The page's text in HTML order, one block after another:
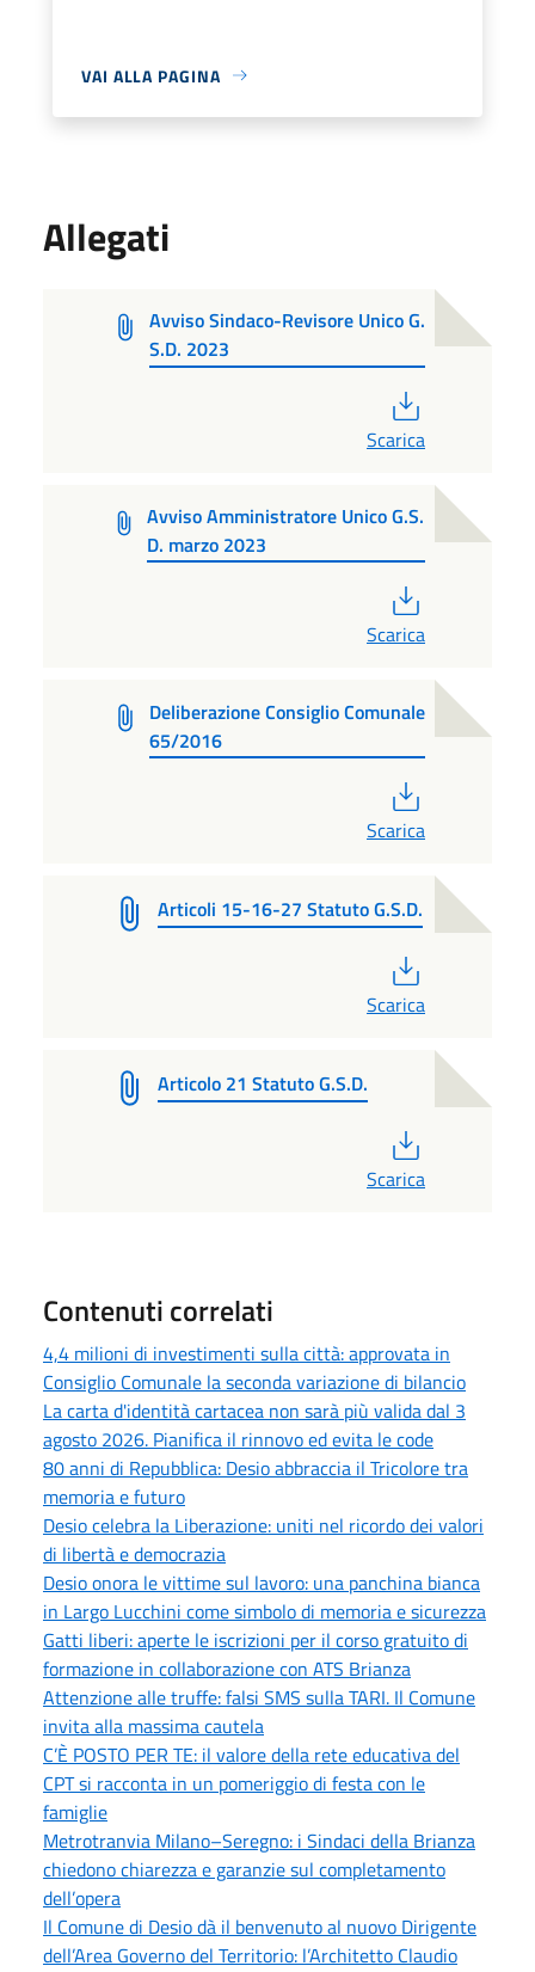
VAI ALLA PAGINA
Allegati
Avviso Sindaco-Revisore Unico G.
S.D. 2023
Scarica
Avviso Amministratore Unico G.S.
D. marzo 2023
Scarica
Deliberazione Consiglio Comunale
65/2016
Scarica
Articoli 15-16-27 Statuto G.S.D.
Scarica
Articolo 21 Statuto G.S.D.
Scarica
Contenuti correlati
4,4 milioni di investimenti sulla città: approvata in
Consiglio Comunale la seconda variazione di bilancio
La carta d'identità cartacea non sarà più valida dal 3
agosto 2026. Pianifica il rinnovo ed evita le code
80 anni di Repubblica: Desio abbraccia il Tricolore tra
memoria e futuro
Desio celebra la Liberazione: uniti nel ricordo dei valori
di libertà e democrazia
Desio onora le vittime sul lavoro: una panchina bianca
in Largo Lucchini come simbolo di memoria e sicurezza
Gatti liberi: aperte le iscrizioni per il corso gratuito di
formazione in collaborazione con ATS Brianza
Attenzione alle truffe: falsi SMS sulla TARI. Il Comune
invita alla massima cautela
C’È POSTO PER TE: il valore della rete educativa del
CPT si racconta in un pomeriggio di festa con le
famiglie
Metrotranvia Milano–Seregno: i Sindaci della Brianza
chiedono chiarezza e garanzie sul completamento
dell’opera
Il Comune di Desio dà il benvenuto al nuovo Dirigente
dell’Area Governo del Territorio: l’Architetto Claudio